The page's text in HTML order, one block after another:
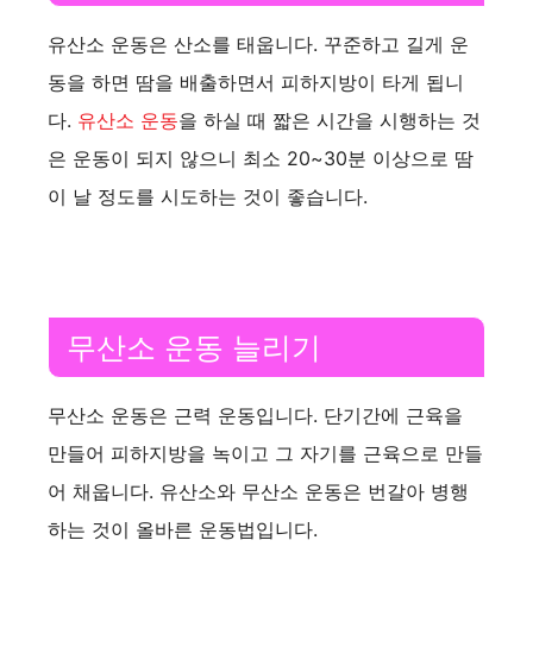
유산소 운동은 산소를 태웁니다. 꾸준하고 길게 운
동을 하면 땀을 배출하면서 피하지방이 타게 됩니
다. 유산소 운동을 하실 때 짧은 시간을 시행하는 것
은 운동이 되지 않으니 최소 20~30분 이상으로 땀
이 날 정도를 시도하는 것이 좋습니다.
무산소 운동 늘리기
무산소 운동은 근력 운동입니다. 단기간에 근육을
만들어 피하지방을 녹이고 그 자기를 근육으로 만들
어 채웁니다. 유산소와 무산소 운동은 번갈아 병행
하는 것이 올바른 운동법입니다.